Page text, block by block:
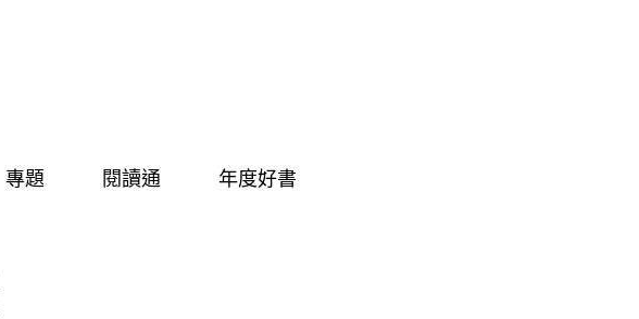
專題 閱讀通 年度好書